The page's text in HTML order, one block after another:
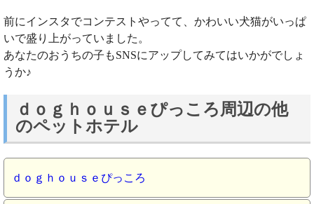
前にインスタでコンテストやってて、かわいい犬猫がいっぱ
いで盛り上がっていました。
あなたのおうちの子もSNSにアップしてみてはいかがでしょ
うか♪
ｄｏｇｈｏｕｓｅぴっころ周辺の他
のペットホテル
ｄｏｇｈｏｕｓｅぴっころ